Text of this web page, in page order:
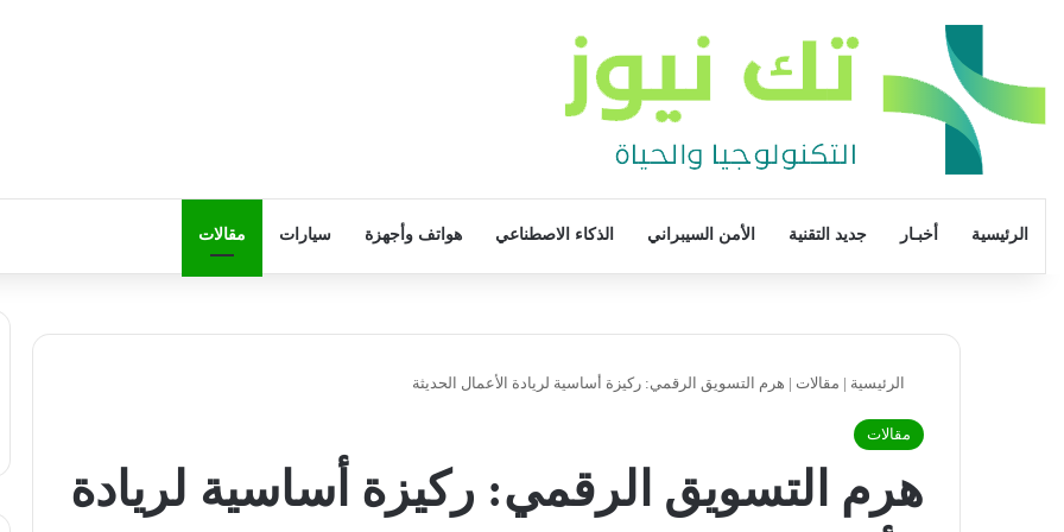
الرئيسية أخبـار جديد التقنية الأمن السيبراني الذكاء الاصطناعي هواتف وأجهزة سيارات مقالات
الرئيسية | مقالات | هرم التسويق الرقمي: ركيزة أساسية لريادة الأعمال الحديثة
مقالات
هرم التسويق الرقمي: ركيزة أساسية لريادة